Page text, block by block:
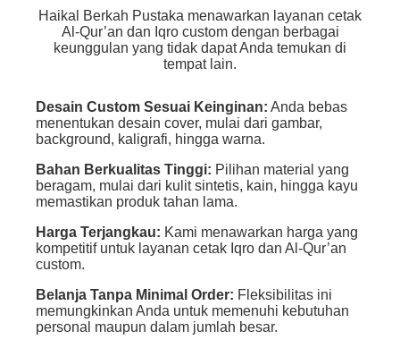
Haikal Berkah Pustaka menawarkan layanan cetak
Al-Qur’an dan Iqro custom dengan berbagai
keunggulan yang tidak dapat Anda temukan di
tempat lain.
Desain Custom Sesuai Keinginan: Anda bebas
menentukan desain cover, mulai dari gambar,
background, kaligrafi, hingga warna.
Bahan Berkualitas Tinggi: Pilihan material yang
beragam, mulai dari kulit sintetis, kain, hingga kayu
memastikan produk tahan lama.
Harga Terjangkau: Kami menawarkan harga yang
kompetitif untuk layanan cetak Iqro dan Al-Qur’an
custom.
Belanja Tanpa Minimal Order: Fleksibilitas ini
memungkinkan Anda untuk memenuhi kebutuhan
personal maupun dalam jumlah besar.